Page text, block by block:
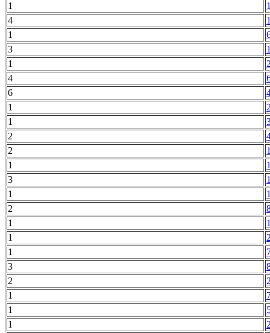
1
4
1
3
1
4
6
1
1
2
2
1
3
1
2
1
1
1
3
2
1
1
1